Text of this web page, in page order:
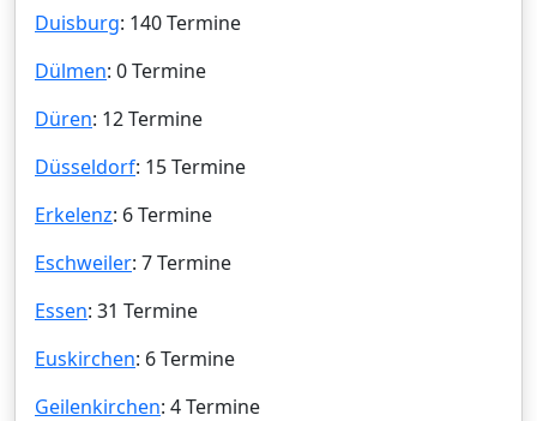
Duisburg: 140 Termine
Dülmen: 0 Termine
Düren: 12 Termine
Düsseldorf: 15 Termine
Erkelenz: 6 Termine
Eschweiler: 7 Termine
Essen: 31 Termine
Euskirchen: 6 Termine
Geilenkirchen: 4 Termine